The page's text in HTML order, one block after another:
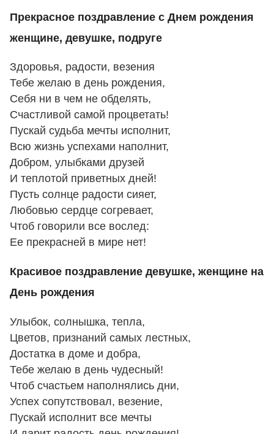
Прекрасное поздравление с Днем рождения
женщине, девушке, подруге
Здоровья, радости, везения
Тебе желаю в день рождения,
Себя ни в чем не обделять,
Счастливой самой процветать!
Пускай судьба мечты исполнит,
Всю жизнь успехами наполнит,
Добром, улыбками друзей
И теплотой приветных дней!
Пусть солнце радости сияет,
Любовью сердце согревает,
Чтоб говорили все вослед:
Ее прекрасней в мире нет!
Красивое поздравление девушке, женщине на
День рождения
Улыбок, солнышка, тепла,
Цветов, признаний самых лестных,
Достатка в доме и добра,
Тебе желаю в день чудесный!
Чтоб счастьем наполнялись дни,
Успех сопутствовал, везение,
Пускай исполнит все мечты